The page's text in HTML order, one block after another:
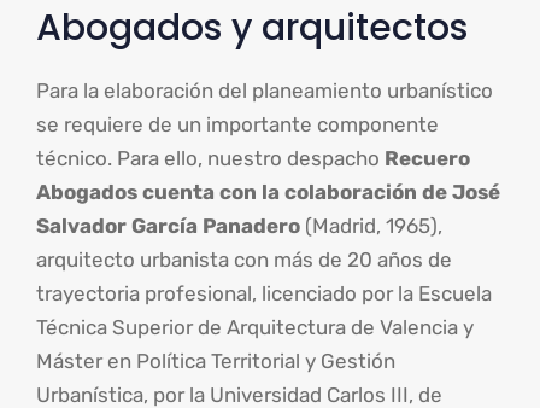
Abogados y arquitectos
Para la elaboración del planeamiento urbanístico
se requiere de un importante componente
técnico. Para ello, nuestro despacho Recuero
Abogados cuenta con la colaboración de José
Salvador García Panadero (Madrid, 1965),
arquitecto urbanista con más de 20 años de
trayectoria profesional, licenciado por la Escuela
Técnica Superior de Arquitectura de Valencia y
Máster en Política Territorial y Gestión
Urbanística, por la Universidad Carlos III, de